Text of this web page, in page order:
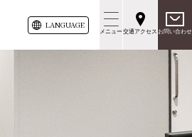
LANGUAGE
メニュー交通アクセス お問い合わせ